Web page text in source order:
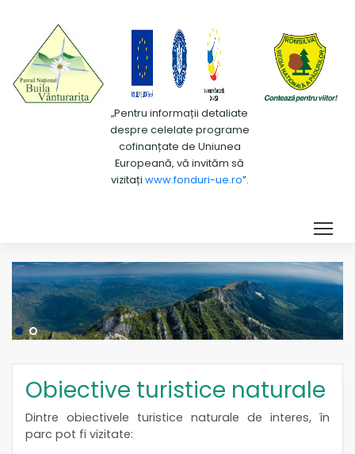
„Pentru informații detaliate
despre celelate programe
cofinanțate de Uniunea
Europeană, vă invităm să
vizitați www.fonduri-ue.ro”.
Obiective turistice naturale
Dintre obiectivele turistice naturale de interes, în
parc pot fi vizitate: